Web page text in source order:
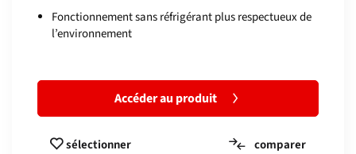
Fonctionnement sans réfrigérant plus respectueux de
l’environnement
Accéder au produit
sélectionner comparer